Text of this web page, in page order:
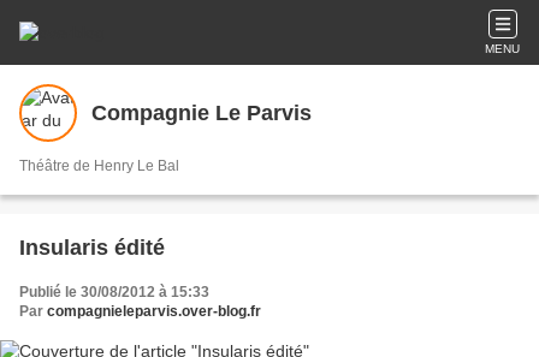
MENU
Compagnie Le Parvis
Théâtre de Henry Le Bal
Insularis édité
Publié le 30/08/2012 à 15:33
Par compagnieleparvis.over-blog.fr